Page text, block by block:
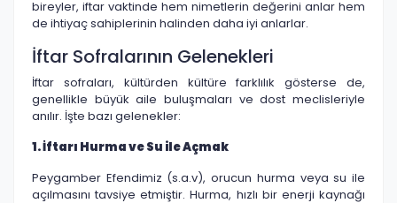
bireyler, iftar vaktinde hem nimetlerin değerini anlar hem
de ihtiyaç sahiplerinin halinden daha iyi anlarlar.
İftar Sofralarının Gelenekleri
İftar sofraları, kültürden kültüre farklılık gösterse de,
genellikle büyük aile buluşmaları ve dost meclisleriyle
anılır. İşte bazı gelenekler:
1. İftarı Hurma ve Su ile Açmak
Peygamber Efendimiz (s.a.v), orucun hurma veya su ile
açılmasını tavsiye etmiştir. Hurma, hızlı bir enerji kaynağı